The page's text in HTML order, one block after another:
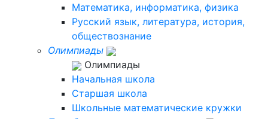
Математика, информатика, физика
Русский язык, литература, история,
обществознание
Олимпиады
Олимпиады
Начальная школа
Старшая школа
Школьные математические кружки